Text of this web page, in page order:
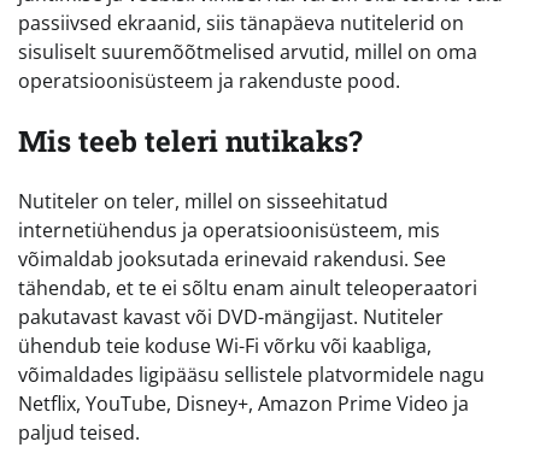
passiivsed ekraanid, siis tänapäeva nutitelerid on
sisuliselt suuremõõtmelised arvutid, millel on oma
operatsioonisüsteem ja rakenduste pood.
Mis teeb teleri nutikaks?
Nutiteler on teler, millel on sisseehitatud
internetiühendus ja operatsioonisüsteem, mis
võimaldab jooksutada erinevaid rakendusi. See
tähendab, et te ei sõltu enam ainult teleoperaatori
pakutavast kavast või DVD-mängijast. Nutiteler
ühendub teie koduse Wi-Fi võrku või kaabliga,
võimaldades ligipääsu sellistele platvormidele nagu
Netflix, YouTube, Disney+, Amazon Prime Video ja
paljud teised.